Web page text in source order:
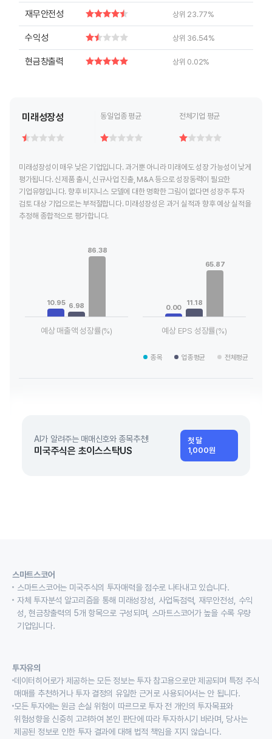
재무안전성 상위 23.77%
수익성 상위 36.54%
현금창출력 상위 0.02%
미래성장성 동일업종 평균 전체기업 평균
미래성장성이 매우 낮은 기업입니다. 과거뿐 아니라 미래에도 성장 가능성이 낮게
평가됩니다. 신제품 출시, 신규사업 진출, M&A 등으로 성장동력이 필요한
기업유형입니다. 향후 비지니스 모델에 대한 명확한 그림이 없다면 성장주 투자
검토 대상 기업으로는 부적절합니다. 미래성장성은 과거 실적과 향후 예상 실적을
추정해 종합적으로 평가합니다.
View as data table, Chart
10.95 6.98
86.38
예상 매출액 성장률(%)
The chart has 1 X axis
0.00
11.18
65.87
예상 EPS 성장률(%)
종목 업종평균 전체평균
AI가 알려주는 매매신호와 종목추천!
미국주식은 초이스스탁US
첫 달
1,000원
스마트스코어
스마트스코어는 미국주식의 투자매력을 점수로 나타내고 있습니다.
자체 투자분석 알고리즘을 통해 미래성장성, 사업독점력, 재무안전성, 수익
성, 현금창출력의 5개 항목으로 구성되며, 스마트스코어가 높을 수록 우량
기업입니다.
투자유의
데이터히어로가 제공하는 모든 정보는 투자 참고용으로만 제공되며 특정 주식
매매를 추천하거나 투자 결정의 유일한 근거로 사용되어서는 안 됩니다.
모든 투자에는 원금 손실 위험이 따르므로 투자 전 개인의 투자목표와
위험성향을 신중히 고려하여 본인 판단에 따라 투자하시기 바라며, 당사는
제공된 정보로 인한 투자 결과에 대해 법적 책임을 지지 않습니다.